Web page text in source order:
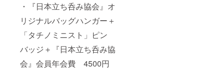
・『日本立ち呑み協会』オ
リジナルバッグハンガー＋
「タチノミニスト」ピン
バッジ＋『日本立ち呑み協
会』会員年会費 4500円